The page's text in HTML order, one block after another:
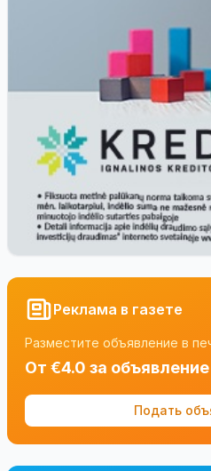
Реклама в газете
Разместите объявление в
От €4.0 за объявление
Подать